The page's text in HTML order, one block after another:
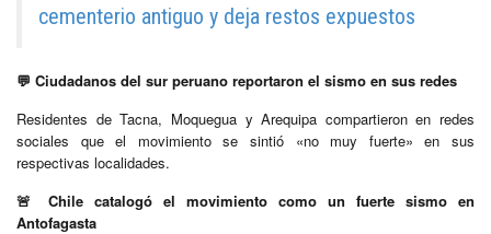
cementerio antiguo y deja restos expuestos
💬 Ciudadanos del sur peruano reportaron el sismo en sus redes
Residentes de Tacna, Moquegua y Arequipa compartieron en redes
sociales que el movimiento se sintió «no muy fuerte» en sus
respectivas localidades.
🚨 Chile catalogó el movimiento como un fuerte sismo en
Antofagasta